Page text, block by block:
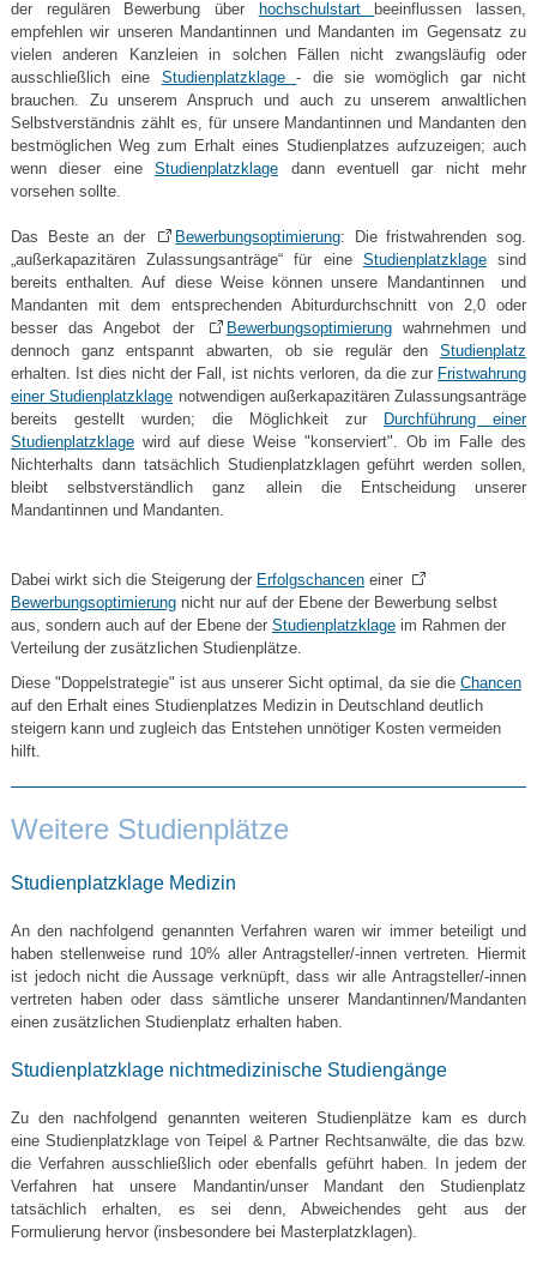
der regulären Bewerbung über
hochschulstart
beeinflussen lassen,
empfehlen wir unseren Mandantinnen und Mandanten im Gegensatz zu
vielen anderen Kanzleien in solchen Fällen nicht zwangsläufig oder
ausschließlich eine Studienplatzklage- die sie womöglich gar nicht
brauchen. Zu unserem Anspruch und auch zu unserem anwaltlichen
Selbstverständnis zählt es, für unsere Mandantinnen und Mandanten den
bestmöglichen Weg zum Erhalt eines Studienplatzes aufzuzeigen; auch
wenn dieser eineStudienplatzklage dann eventuell gar nicht mehr
vorsehen sollte.
Das Beste an der Bewerbungsoptimierung: Die fristwahrenden sog.
„außerkapazitären Zulassungsanträge“ für eine Studienplatzklagesind
bereits enthalten. Auf diese Weise können unsere Mandantinnen und
Mandanten mit dem entsprechenden Abiturdurchschnitt von 2,0 oder
besser das Angebot der
Bewerbungsoptimierungwahrnehmen und
dennoch ganz entspannt abwarten, ob sie regulär denStudienplatz
erhalten. Ist dies nicht der Fall, ist nichts verloren, da die zur Fristwahrung
einer Studienplatzklage notwendigen außerkapazitären Zulassungsanträge
bereits gestellt wurden; die Möglichkeit zur
Durchführung einer
Studienplatzklagewird auf diese Weise "konserviert". Ob im Falle des
Nichterhalts dann tatsächlich Studienplatzklagen geführt werden sollen,
bleibt selbstverständlich ganz allein die Entscheidung unserer
Mandantinnen und Mandanten.
Dabei wirkt sich die Steigerung der Erfolgschanceneiner
Bewerbungsoptimierungnicht nur auf der Ebene der Bewerbung selbst
aus, sondern auch auf der Ebene der Studienplatzklageim Rahmen der
Verteilung der zusätzlichen Studienplätze.
Diese "Doppelstrategie" ist aus unserer Sicht optimal, da sie die Chancen
auf den Erhalt eines Studienplatzes Medizin in Deutschland deutlich
steigern kann und zugleich das Entstehen unnötiger Kosten vermeiden
hilft.
Weitere Studienplätze
Studienplatzklage Medizin
An den nachfolgend genannten Verfahren waren wir immer beteiligt und
haben stellenweise rund 10% aller Antragsteller/-innen vertreten. Hiermit
ist jedoch nicht die Aussage verknüpft, dass wir alle Antragsteller/-innen
vertreten haben oder dass sämtliche unserer Mandantinnen/Mandanten
einen zusätzlichen Studienplatz erhalten haben.
Studienplatzklage nichtmedizinische Studiengänge
Zu den nachfolgend genannten weiteren Studienplätze kam es durch
eine Studienplatzklage von Teipel & Partner Rechtsanwälte, die das bzw.
die Verfahren ausschließlich oder ebenfalls geführt haben. In jedem der
Verfahren hat unsere Mandantin/unser Mandant den Studienplatz
tatsächlich erhalten, es sei denn, Abweichendes geht aus der
Formulierung hervor (insbesondere bei Masterplatzklagen).